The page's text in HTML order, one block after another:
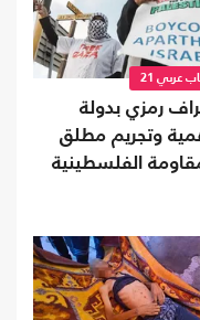
عربي 21
رمزي بدولة
وتجريم مطلق
الفلسطينية